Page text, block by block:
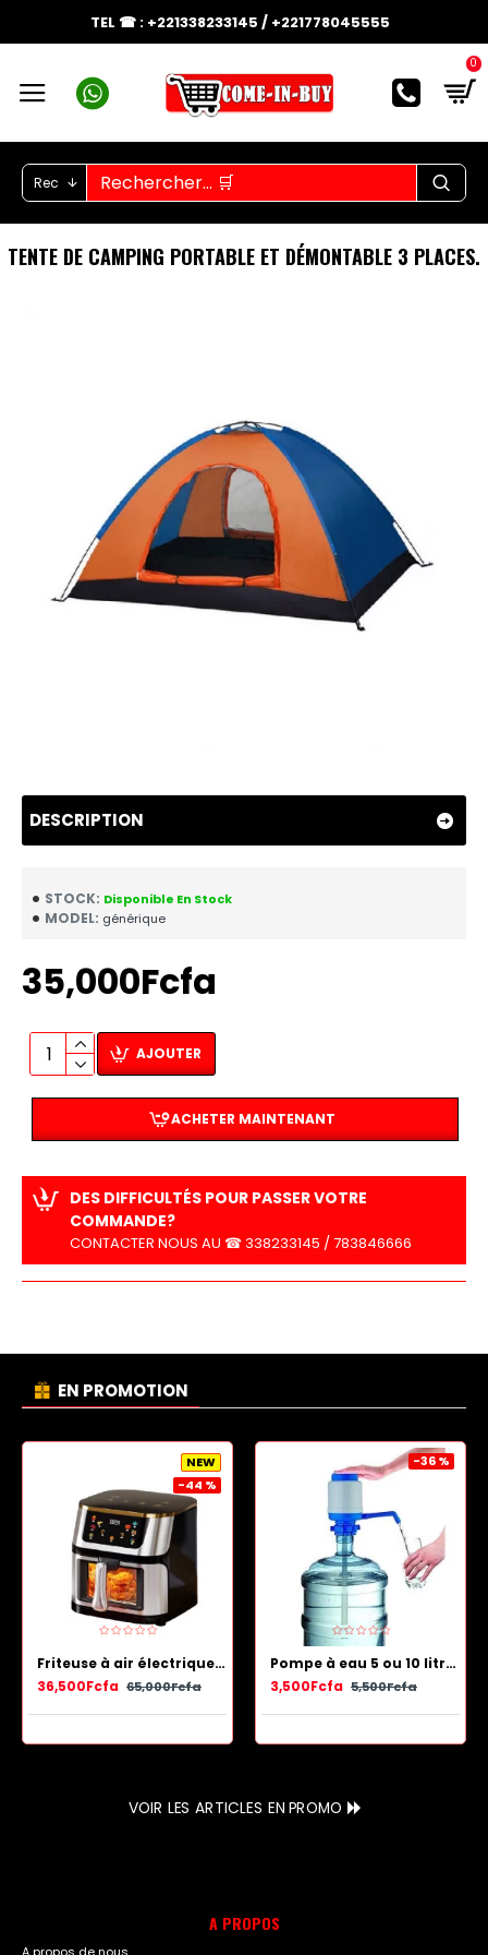
TEL ☎ : +221338233145 / +221778045555
0
Rec
TENTE DE CAMPING PORTABLE ET DÉMONTABLE 3 PLACES.
DESCRIPTION
STOCK: Disponible En Stock
MODEL: générique
35,000Fcfa
AJOUTER
ACHETER MAINTENANT
DES DIFFICULTÉS POUR PASSER VOTRE
COMMANDE?
CONTACTER NOUS AU ☎ 338233145 / 783846666
EN PROMOTION
NEW
-44 %
Friteuse à air électrique en acier inoxydable avec panier antiadhésif 13.5 L
36,500Fcfa 65,000Fcfa
-36 %
Pompe à eau 5 ou 10 litres - Bleu Blanc
3,500Fcfa 5,500Fcfa
VOIR LES ARTICLES EN PROMO
A PROPOS